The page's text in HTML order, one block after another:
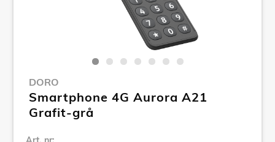
DORO
Smartphone 4G Aurora A21
Grafit-grå